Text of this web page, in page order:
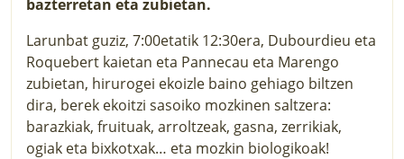
bazterretan eta zubietan.
Larunbat guziz, 7:00etatik 12:30era, Dubourdieu eta
Roquebert kaietan eta Pannecau eta Marengo
zubietan, hirurogei ekoizle baino gehiago biltzen
dira, berek ekoitzi sasoiko mozkinen saltzera:
barazkiak, fruituak, arroltzeak, gasna, zerrikiak,
ogiak eta bixkotxak… eta mozkin biologikoak!